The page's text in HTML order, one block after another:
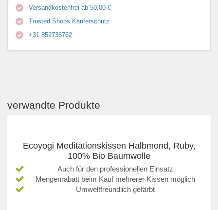
Versandkostenfrei ab 50,00 €
Trusted Shops Käuferschutz
+31 852736762
verwandte Produkte
Ecoyogi Meditationskissen Halbmond, Ruby,
100% Bio Baumwolle
Auch für den professionellen Einsatz
Mengenrabatt beim Kauf mehrerer Kissen möglich
Umweltfreundlich gefärbt